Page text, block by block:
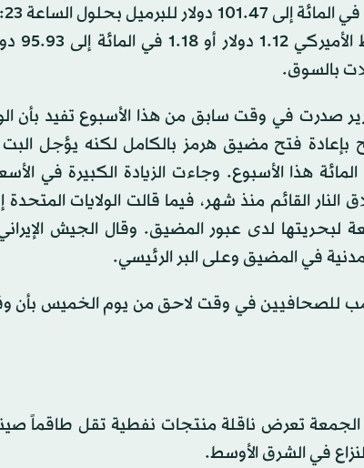
بالسوق.
صدرت في وقت ⁠سابق من هذا الأسبوع تفيد ‌بأن
بإعادة فتح مضيق هرمز بالكامل ‌لكنه يؤجل
لاحقة. واتجه الخامان للتراجع بنحو 6 في المائة هذا الأسبوع. وجاءت الزيادة
النار ⁠القائم ⁠منذ شهر، فيما قالت الولايات
لدى عبور المضيق. وقال الجيش الإيراني
في المضيق وعلى البر الرئيسي.
للصحافيين في وقت لاحق من يوم الخميس بأن
الجمعة تعرض ناقلة منتجات نفطية تقل طاقماً
في الشرق الأوسط.